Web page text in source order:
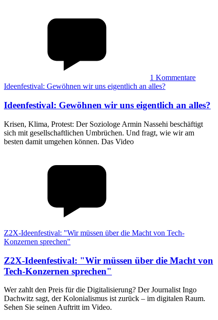
1 Kommentare
Ideenfestival: Gewöhnen wir uns eigentlich an alles?
Ideenfestival: Gewöhnen wir uns eigentlich an alles?
Krisen, Klima, Protest: Der Soziologe Armin Nassehi beschäftigt
sich mit gesellschaftlichen Umbrüchen. Und fragt, wie wir am
besten damit umgehen können. Das Video
Z2X-Ideenfestival: "Wir müssen über die Macht von Tech-
Konzernen sprechen"
Z2X-Ideenfestival: "Wir müssen über die Macht von
Tech-Konzernen sprechen"
Wer zahlt den Preis für die Digitalisierung? Der Journalist Ingo
Dachwitz sagt, der Kolonialismus ist zurück – im digitalen Raum.
Sehen Sie seinen Auftritt im Video.